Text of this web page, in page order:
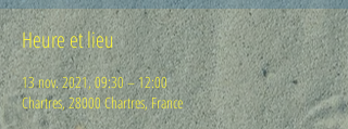
Heure et lieu
13 nov. 2021, 09:30 – 12:00
Chartres, 28000 Chartres, France